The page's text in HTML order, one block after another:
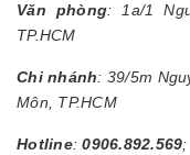
Văn phòng: 1a/1
TP.HCM
Chi nhánh: 39/5m
Môn, TP.HCM
Hotline:0906.892.569